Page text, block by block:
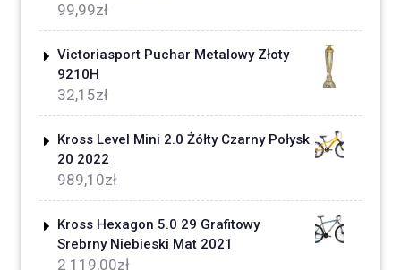
99,99zł
Victoriasport Puchar Metalowy Złoty
9210H
32,15zł
Kross Level Mini 2.0 Żółty Czarny Połysk
20 2022
989,10zł
Kross Hexagon 5.0 29 Grafitowy
Srebrny Niebieski Mat 2021
2 119,00zł